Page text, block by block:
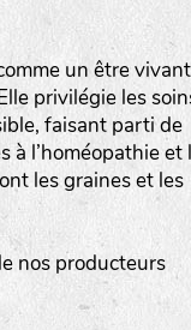
un être
privilégie les
faisant parti de
à l’homéopathie et
les graines et les
nos producteurs
du fournisseur de